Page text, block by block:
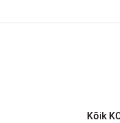
Kõik